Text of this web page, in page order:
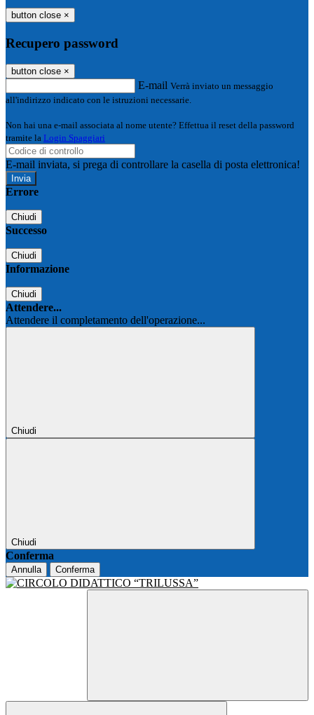
button close ×
Recupero password
button close ×
E-mail Verrà inviato un messaggio
all'indirizzo indicato con le istruzioni necessarie.
Non hai una e-mail associata al nome utente? Effettua il reset della password
tramite la Login Spaggiari
E-mail inviata, si prega di controllare la casella di posta elettronica!
Errore
Chiudi
Successo
Chiudi
Informazione
Chiudi
Attendere...
Attendere il completamento dell'operazione...
Chiudi
Chiudi
Conferma
Annulla Conferma